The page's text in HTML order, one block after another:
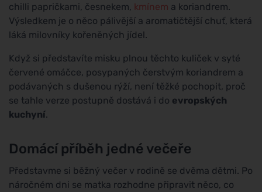
chilli papričkami, česnekem, kmínem a koriandrem.
Výsledkem je o něco pálivější a aromatičtější chuť, která
láká milovníky kořeněných jídel.
Když si představíte misku plnou těchto kuliček v syté
červené omáčce, posypaných čerstvým koriandrem a
podávaných s dušenou rýží, není těžké pochopit, proč
se tahle verze postupně dostává i do evropských
kuchyní.
Domácí příběh jedné večeře
Představme si běžný večer v rodině se dvěma dětmi. Po
náročném dni se matka rozhodne připravit něco, co